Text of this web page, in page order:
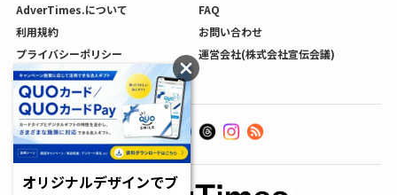
AdverTimes.について
FAQ
利用規約
お問い合わせ
プライバシーポリシー
運営会社(株式会社宣伝会議)
利用者情報の外部送信について
オリジナルデザインでブ